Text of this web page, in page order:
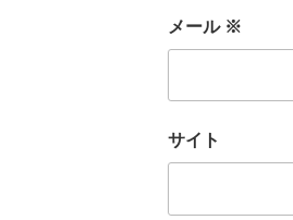
メール ※
サイト